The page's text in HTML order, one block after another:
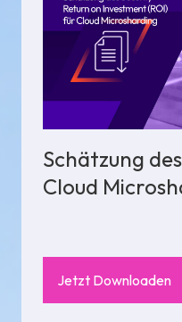
Schätzung
Cloud
Jetzt Downloaden